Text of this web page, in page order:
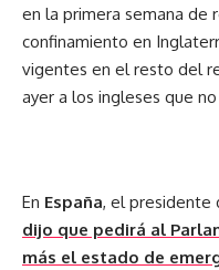
en la primera semana de
confinamiento en
vigentes en el resto del
ayer a los ingleses que
En España, el presidente
dijo que pedirá al
más el estado de